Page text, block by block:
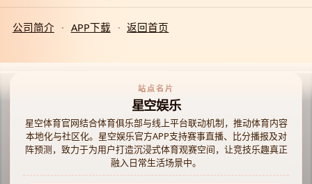
公司简介 · APP下载 · 返回首页
站点名片
星空娱乐
星空体育官网结合体育俱乐部与线上平台联动机制，推动体育内容
本地化与社区化。星空娱乐官方APP支持赛事直播、比分播报及对
阵预测，致力于为用户打造沉浸式体育观赛空间，让竞技乐趣真正
融入日常生活场景中。